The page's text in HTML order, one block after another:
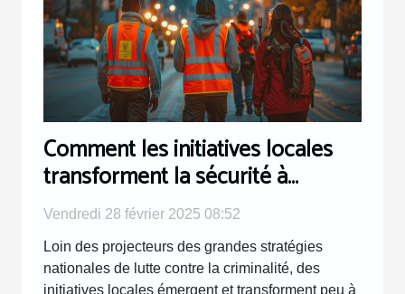
Comment les initiatives locales
transforment la sécurité à
Chicago
Vendredi 28 février 2025 08:52
Loin des projecteurs des grandes stratégies
nationales de lutte contre la criminalité, des
initiatives locales émergent et transforment peu à